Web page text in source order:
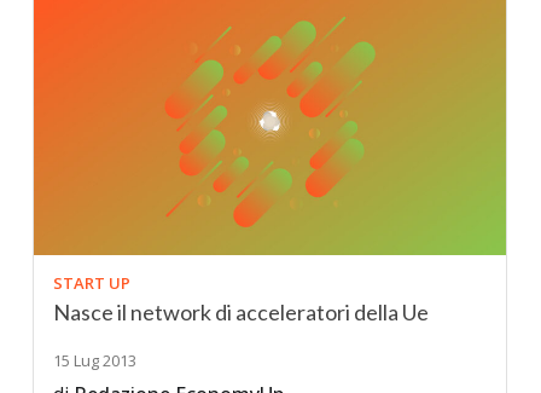
START UP
Nasce il network di acceleratori della Ue
15 Lug 2013